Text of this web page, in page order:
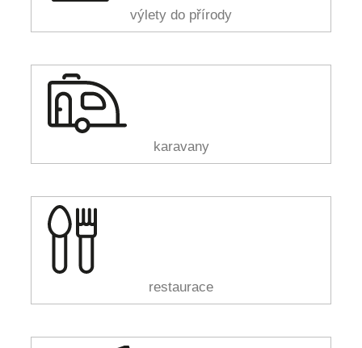
výlety do přírody
karavany
restaurace